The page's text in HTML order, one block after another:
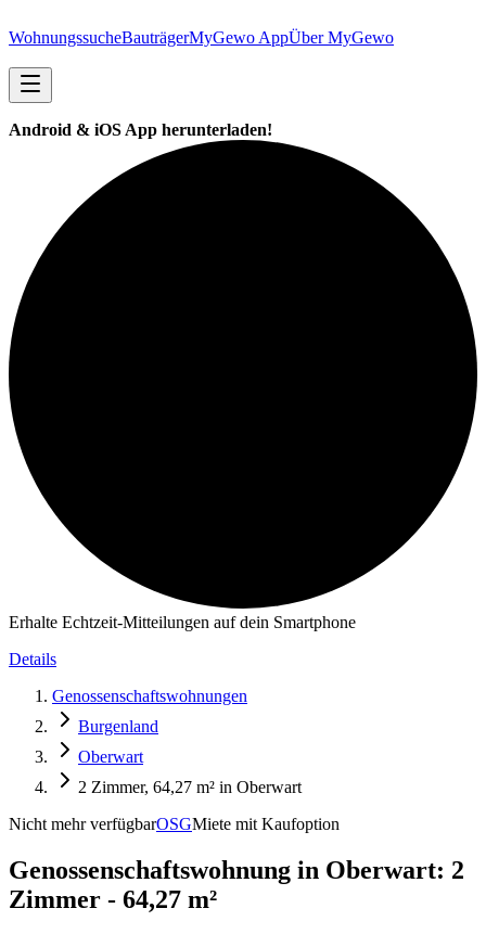
WohnungssucheBauträgerMyGewo AppÜber MyGewo
Android & iOS App herunterladen!
Erhalte Echtzeit-Mitteilungen auf dein Smartphone
Details
Genossenschaftswohnungen
Burgenland
Oberwart
2 Zimmer, 64,27 m² in Oberwart
Nicht mehr verfügbarOSGMiete mit Kaufoption
Genossenschaftswohnung in Oberwart: 2
Zimmer - 64,27 m²